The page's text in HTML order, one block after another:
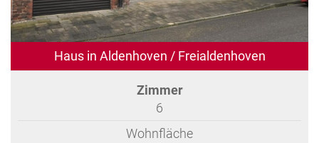
Haus in Aldenhoven / Freialdenhoven
Zimmer
6
Wohnfläche